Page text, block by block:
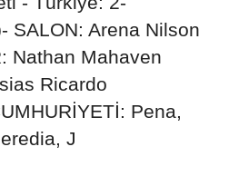
SALON: Arena Nilson
Nathan Mahaven
Ricardo
Pena,
J